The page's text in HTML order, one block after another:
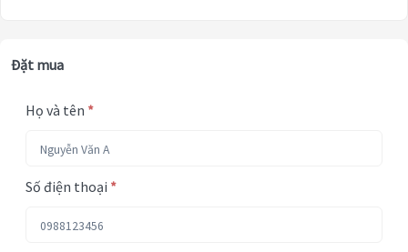
Đặt mua
Họ và tên *
Số điện thoại *